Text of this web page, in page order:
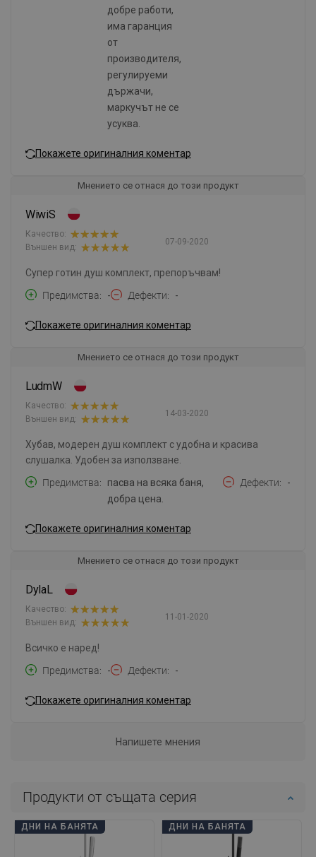
добре работи,
има гаранция
от
производителя,
регулируеми
държачи,
маркучът не се
усуква.
Покажете оригиналния коментар
Мнението се отнася до този продукт
WiwiS
07-09-2020
Качество:
Външен вид:
Супер готин душ комплект, препоръчвам!
Предимства
- Дефекти -
Покажете оригиналния коментар
Мнението се отнася до този продукт
LudmW
14-03-2020
Качество:
Външен вид:
Хубав, модерен душ комплект с удобна и красива
слушалка. Удобен за използване.
Предимства
пасва на всяка баня,
добра цена.
Дефекти -
Покажете оригиналния коментар
Мнението се отнася до този продукт
DylaL
11-01-2020
Качество:
Външен вид:
Всичко е наред!
Предимства
- Дефекти -
Покажете оригиналния коментар
Напишете мнения
Продукти от същата серия
ДНИ НА БАНЯТА ДНИ НА БАНЯТА